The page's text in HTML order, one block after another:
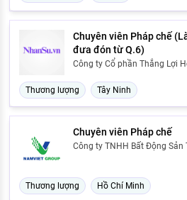
Chuyên viên Pháp chế
đưa đón từ Q.6)
Công ty Cổ phần Thắng Lợi
Thương lượng Tây Ninh
Chuyên viên Pháp chế
Công ty TNHH Bất Động Sản
Thương lượng Hồ Chí Minh